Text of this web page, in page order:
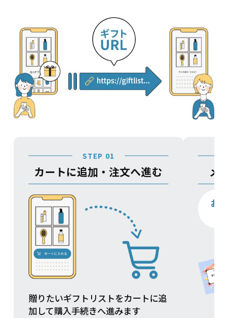
STEP 01
カートに追加・注文へ進む
贈りたいギフトリストをカートに追
加して購入手続きへ進みます
メ
お